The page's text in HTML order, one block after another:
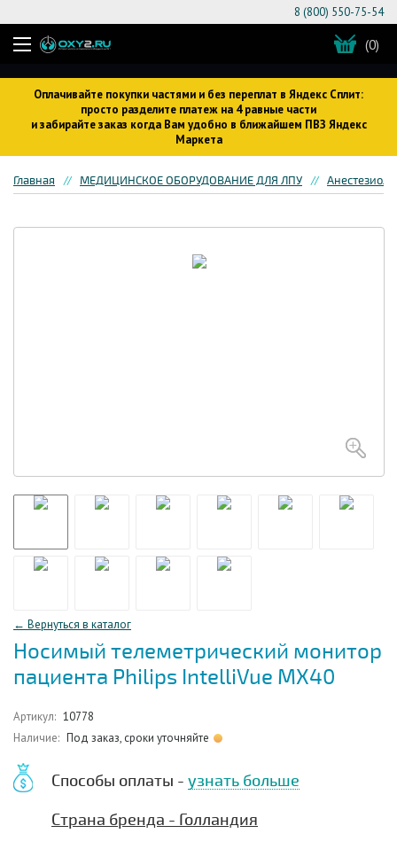
Оплачивайте покупки частями и без переплат в Яндекс Сплит:
просто разделите платеж на 4 равные части
и забирайте заказ когда Вам удобно в ближайшем ПВЗ Яндекс
Маркета
8 (800) 550-75-54
(0)
Главная МЕДИЦИНСКОЕ ОБОРУДОВАНИЕ ДЛЯ ЛПУ
← Вернуться в каталог
Носимый телеметрический монитор
пациента Philips IntelliVue MX40
Артикул: 10778
Наличие: Под заказ, сроки уточняйте
Способы оплаты - узнать больше
Страна бренда - Голландия